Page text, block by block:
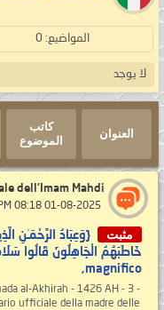
المواضيع: 0
لا يوجد
العنوان
كاتب
الموضوع
dell'Imam Mahdi
مثبت
{وَعِبَادُ الرَّحْمَـٰنِ
magnifico,
al-Akhirah - 1426 AH
ufficiale della madre delle...